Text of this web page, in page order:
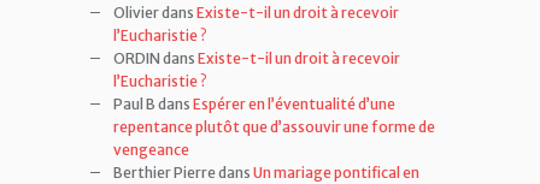
Olivierdans Existe-t-il un droit à recevoir
l’Eucharistie ?
ORDIN dans Existe-t-il un droit à recevoir
l’Eucharistie ?
Paul B dans Espérer en l’éventualité d’une
repentance plutôt que d’assouvir une forme de
vengeance
Berthier Pierredans Un mariage pontifical en